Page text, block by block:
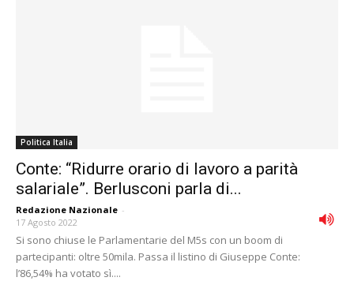
Politica Italia
Conte: “Ridurre orario di lavoro a parità
salariale”. Berlusconi parla di...
Redazione Nazionale -
17 Agosto 2022
Si sono chiuse le Parlamentarie del M5s con un boom di
partecipanti: oltre 50mila. Passa il listino di Giuseppe Conte:
l’86,54% ha votato sì....